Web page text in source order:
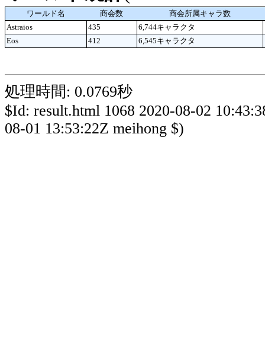
ワールド名 商会数
商会所属キャラ数
Astraios
435 6,744キャラクタ
Eos
412 6,545キャラクタ
処理時間: 0.0769秒
$Id: result.html 1068 2020-08-02
08-01 13:53:22Z meihong $)